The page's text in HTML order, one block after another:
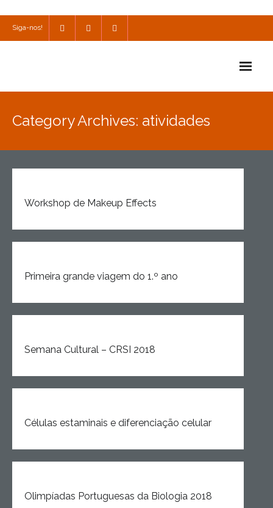
Siga-nos!
Escola
Category Archives: atividades
Workshop de Makeup Effects
Primeira grande viagem do 1.º ano
Semana Cultural – CRSI 2018
Células estaminais e diferenciação celular
Olimpíadas Portuguesas da Biologia 2018